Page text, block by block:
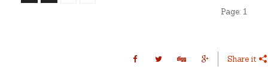
Page: 1
Share it